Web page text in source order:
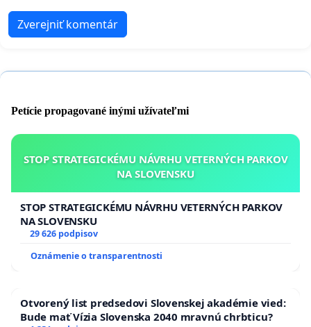
Zverejniť komentár
Petície propagované inými užívateľmi
STOP STRATEGICKÉMU NÁVRHU VETERNÝCH PARKOV
NA SLOVENSKU
STOP STRATEGICKÉMU NÁVRHU VETERNÝCH PARKOV
NA SLOVENSKU
29 626 podpisov
Oznámenie o transparentnosti
Otvorený list predsedovi Slovenskej akadémie vied:
Bude mať Vízia Slovenska 2040 mravnú chrbticu?